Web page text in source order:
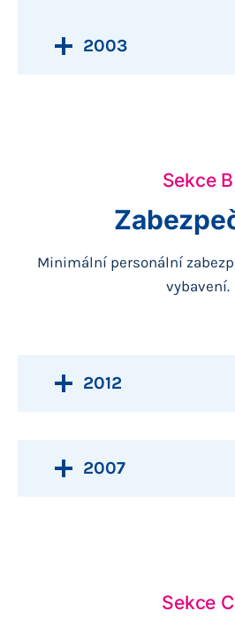
2003
Sekce B
Minimální personální
vybavení.
2012
2007
Sekce C